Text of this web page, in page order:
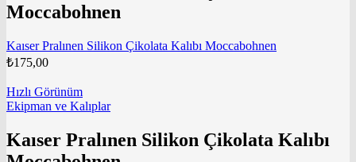
Moccabohnen
Kaıser Pralınen Silikon Çikolata Kalıbı Moccabohnen
₺175,00
Hızlı Görünüm
Ekipman ve Kalıplar
Kaıser Pralınen Silikon Çikolata Kalıbı